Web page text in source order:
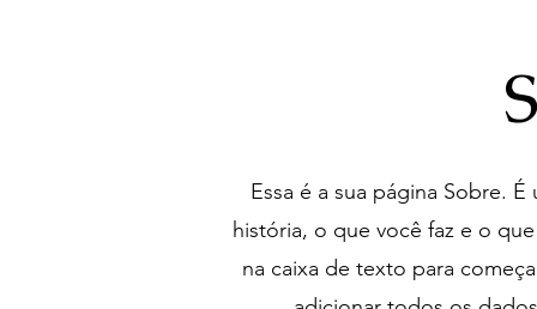
​Essa é a sua página Sobre.
história, o que você faz e o
na caixa de texto para